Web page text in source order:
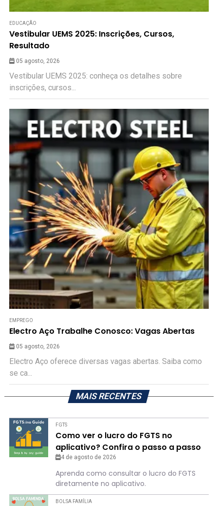
EDUCAÇÃO
Vestibular UEMS 2025: Inscrições, Cursos,
Resultado
05 agosto, 2026
Vestibular UEMS 2025: conheça os detalhes sobre
inscrições, cursos...
EMPREGO
Electro Aço Trabalhe Conosco: Vagas Abertas
05 agosto, 2026
Electro Aço oferece diversas vagas abertas. Saiba como
se ca...
MAIS RECENTES
FGTS
Como ver o lucro do FGTS no
aplicativo? Confira o passo a passo
4 de agosto de 2026
Aprenda como consultar o lucro do FGTS
diretamente no aplicativo.
BOLSA FAMÍLIA